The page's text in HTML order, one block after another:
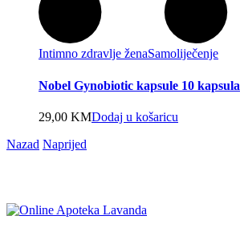
Intimno zdravlje ženaSamoliječenje
Nobel Gynobiotic kapsule 10 kapsula
29,00 KMDodaj u košaricu
Nazad Naprijed